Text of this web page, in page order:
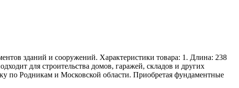
зданий и сооружений. Характеристики товара: 1. Длина: 238
для строительства домов, гаражей, складов и других
по Родникам и Московской области. Приобретая фундаментные